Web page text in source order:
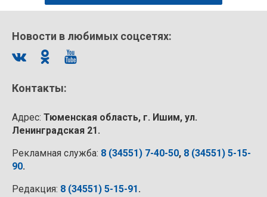
Новости в любимых соцсетях:
Контакты:
Адрес: Тюменская область, г. Ишим, ул.
Ленинградская 21.
Рекламная служба: 8 (34551) 7-40-50, 8 (34551) 5-15-
90.
Редакция: 8 (34551) 5-15-91.